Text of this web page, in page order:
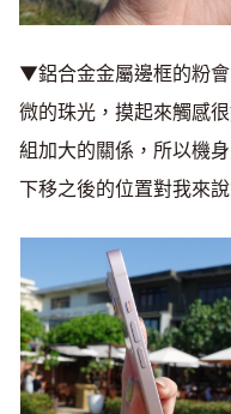
▼鋁合金金屬邊框的粉
微的珠光，摸起來觸感
組加大的關係，所以機
下移之後的位置對我來